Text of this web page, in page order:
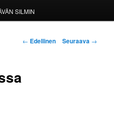
SILMIN
Artikkelien
← Edellinen Seuraava →